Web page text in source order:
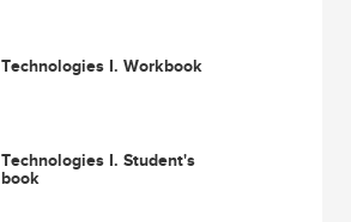
Technologies I. Workbook
Technologies I. Student's
book